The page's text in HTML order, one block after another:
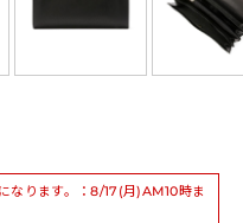
なります。：8/17(月)AM10時ま